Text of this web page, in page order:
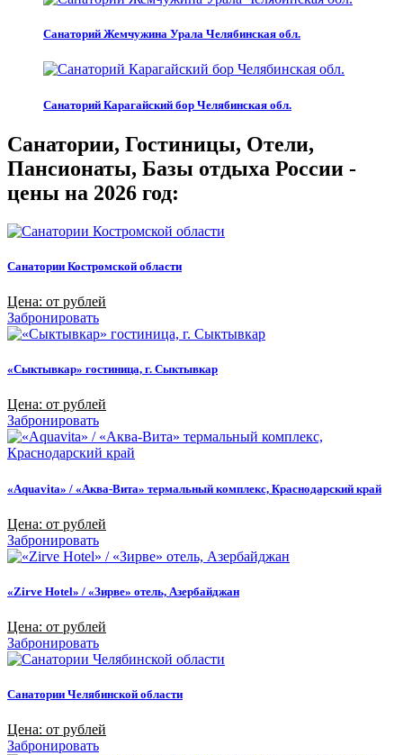
Санаторий Жемчужина Урала Челябинская обл.
Санаторий Карагайский бор Челябинская обл.
Санатории, Гостиницы, Отели,
Пансионаты, Базы отдыха России -
цены на 2026 год:
Санатории Костромской области
Цена: от рублей
Забронировать
«Сыктывкар» гостиница, г. Сыктывкар
Цена: от рублей
Забронировать
«Aquavita» / «Аква-Вита» термальный комплекс, Краснодарский край
Цена: от рублей
Забронировать
«Zirve Hotel» / «Зирве» отель, Азербайджан
Цена: от рублей
Забронировать
Санатории Челябинской области
Цена: от рублей
Забронировать